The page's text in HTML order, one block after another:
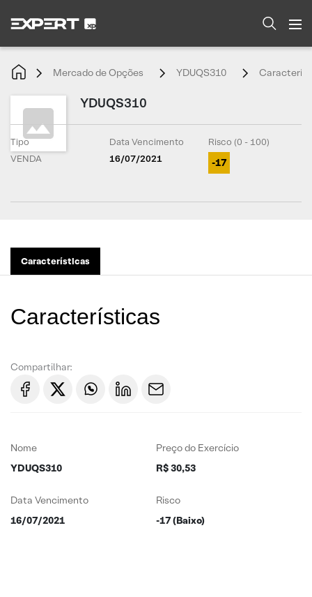
Mercado de Opções YDUQS310
YDUQS310
Tipo
VENDA
Data Vencimento
16/07/2021
Risco (0 - 100)
-17
Características
Características
Compartilhar:
Nome
YDUQS310
Preço do Exercício
R$ 30,53
Data Vencimento
16/07/2021
Risco
-17 (Baixo)